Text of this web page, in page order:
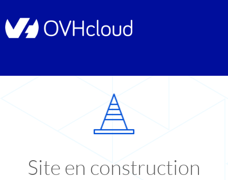
Site en construction